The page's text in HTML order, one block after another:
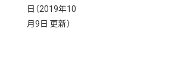
日 （2019年10
月9日 更新）